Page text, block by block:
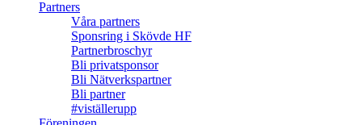
Partners
Våra partners
Sponsring i Skövde HF
Partnerbroschyr
Bli privatsponsor
Bli Nätverkspartner
Bli partner
#viställerupp